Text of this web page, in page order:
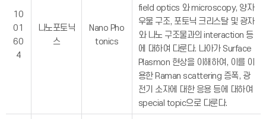
10
01
60
4
나노포토닉
스
Nano Pho
tonics
field optics 와 microscopy, 양자
우물 구조, 포토닉 크리스탈 및 광자
와 나노 구조물과의 interaction 등
에 대하여 다룬다. 나아가 Surface
Plasmon 현상을 이해하여, 이를 이
용한 Raman scattering 증폭, 광
전기 소자에 대한 응용 등에 대하여
special topic으로 다룬다.